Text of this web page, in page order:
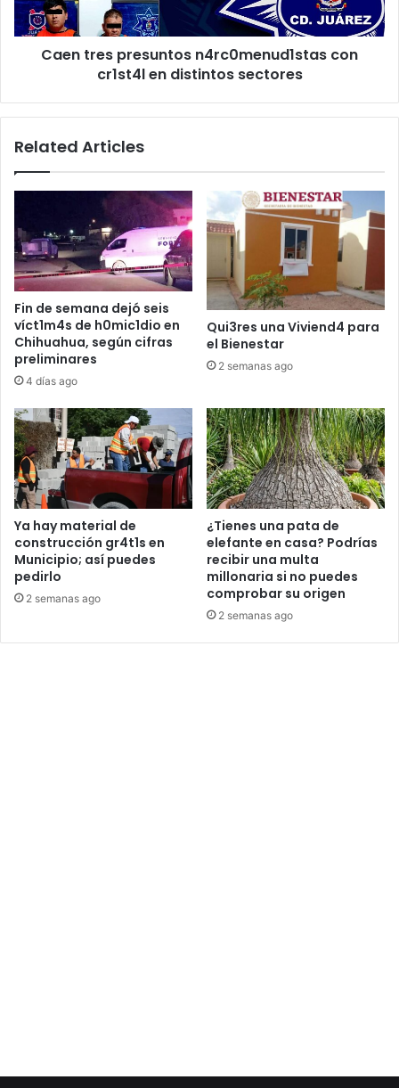
distintos
sectores
Caen tres presuntos n4rc0menud1stas con
cr1st4l en distintos sectores
Related Articles
Fin de semana dejó seis
víct1m4s de h0mic1dio en
Chihuahua, según cifras
preliminares
4 días ago
Qui3res una Viviend4 para
el Bienestar
2 semanas ago
Ya hay material de
construcción gr4t1s en
Municipio; así puedes
pedirlo
2 semanas ago
¿Tienes una pata de
elefante en casa? Podrías
recibir una multa
millonaria si no puedes
comprobar su origen
2 semanas ago